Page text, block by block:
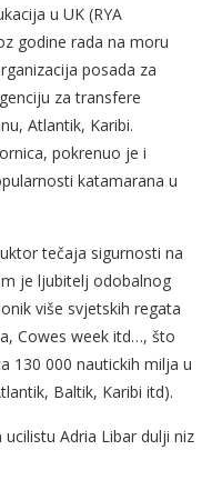
u UK (RYA
godine rada na moru
posada za
za transfere
Atlantik, Karibi.
pokrenuo je i
katamarana u
tečaja sigurnosti na
je ljubitelj odobalnog
više svjetskih regata
Cowes week itd…, što
130 000 nautickih milja u
Baltik, Karibi itd).
Adria Libar dulji niz